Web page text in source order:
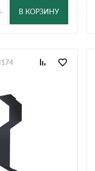
В КОРЗИНУ